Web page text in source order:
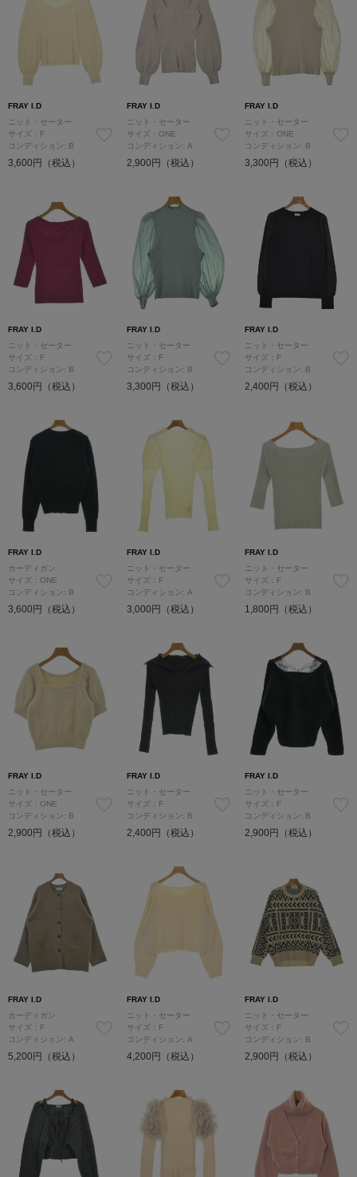
FRAY I.D
ニット・セーター
サイズ：F
コンディション: B
3,600円（税込）
FRAY I.D
ニット・セーター
サイズ：ONE
コンディション: A
2,900円（税込）
FRAY I.D
ニット・セーター
サイズ：ONE
コンディション: B
3,300円（税込）
FRAY I.D
ニット・セーター
サイズ：F
コンディション: B
3,600円（税込）
FRAY I.D
ニット・セーター
サイズ：F
コンディション: B
3,300円（税込）
FRAY I.D
ニット・セーター
サイズ：F
コンディション: B
2,400円（税込）
FRAY I.D
カーディガン
サイズ：ONE
コンディション: B
3,600円（税込）
FRAY I.D
ニット・セーター
サイズ：F
コンディション: A
3,000円（税込）
FRAY I.D
ニット・セーター
サイズ：F
コンディション: B
1,800円（税込）
FRAY I.D
ニット・セーター
サイズ：ONE
コンディション: B
2,900円（税込）
FRAY I.D
ニット・セーター
サイズ：F
コンディション: B
2,400円（税込）
FRAY I.D
ニット・セーター
サイズ：F
コンディション: B
2,900円（税込）
FRAY I.D
カーディガン
サイズ：F
コンディション: A
5,200円（税込）
FRAY I.D
ニット・セーター
サイズ：F
コンディション: A
4,200円（税込）
FRAY I.D
ニット・セーター
サイズ：F
コンディション: B
2,900円（税込）